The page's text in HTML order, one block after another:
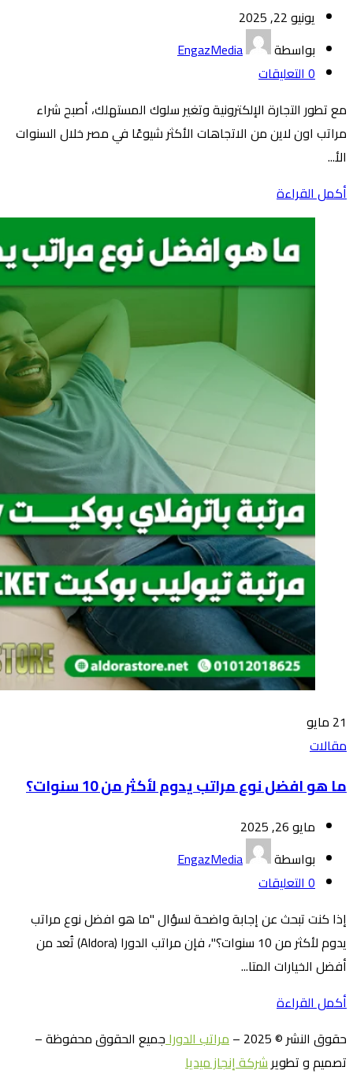
يونيو 22, 2025
بواسطة
EngazMedia
0التعليقات
مع تطور التجارة الإلكترونية وتغير سلوك المستهلك، أصبح شراء
مراتب اون لاين من الاتجاهات الأكثر شيوعًا في مصر خلال السنوات
الأ...
أكمل القراءة
21 مايو
مقالات
ما هو افضل نوع مراتب يدوم لأكثر من 10 سنوات؟
مايو 26, 2025
بواسطة
EngazMedia
0التعليقات
إذا كنت تبحث عن إجابة واضحة لسؤال "ما هو افضل نوع مراتب
يدوم لأكثر من 10 سنوات؟"، فإن مراتب الدورا (Aldora) تُعد من
أفضل الخيارات المتا...
أكمل القراءة
حقوق النشر © 2025 –
مراتب الدوراجميع الحقوق محفوظة –
تصميم و تطويرشركة إنجاز ميديا